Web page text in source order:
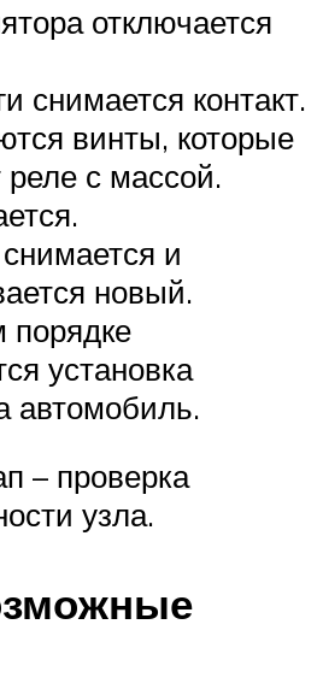
отключается
снимается контакт.
винты, которые
с массой.
и
новый.
порядке
установка
автомобиль.
– проверка
узла.